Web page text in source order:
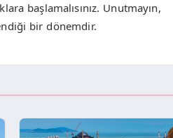
başlamalısınız. Unutmayın,
bir dönemdir.